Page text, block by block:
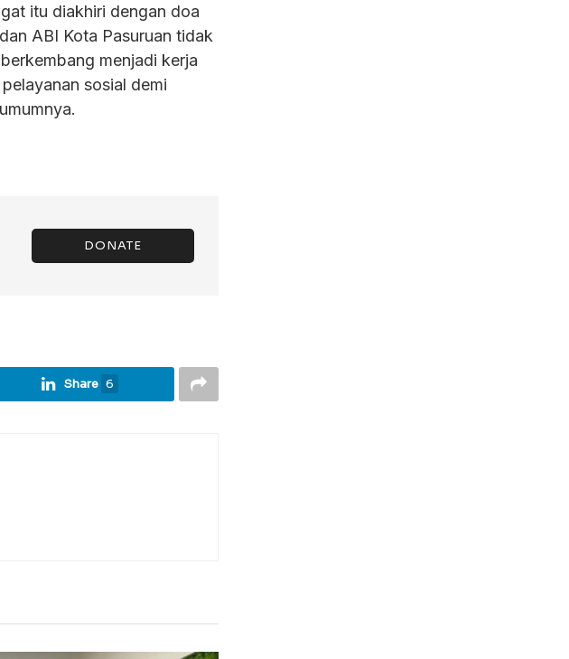
itu diakhiri dengan doa
ABI Kota Pasuruan tidak
menjadi kerja
sosial demi
DONATE
Share 6